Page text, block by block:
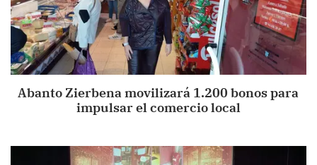
Abanto Zierbena movilizará 1.200 bonos para
impulsar el comercio local